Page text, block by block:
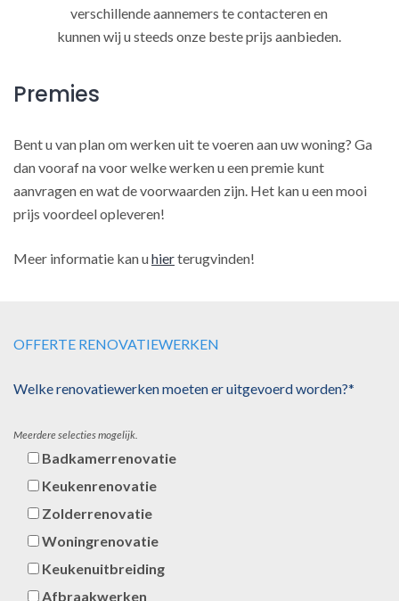
verschillende aannemers te contacteren en
kunnen wij u steeds onze beste prijs aanbieden.
Premies
Bent u van plan om werken uit te voeren aan uw woning? Ga
dan vooraf na voor welke werken u een premie kunt
aanvragen en wat de voorwaarden zijn. Het kan u een mooi
prijs voordeel opleveren!
Meer informatie kan uhierterugvinden!
OFFERTE RENOVATIEWERKEN
Welke renovatiewerken moeten er uitgevoerd worden?*
Meerdere selecties mogelijk.
Badkamerrenovatie
Keukenrenovatie
Zolderrenovatie
Woningrenovatie
Keukenuitbreiding
Afbraakwerken